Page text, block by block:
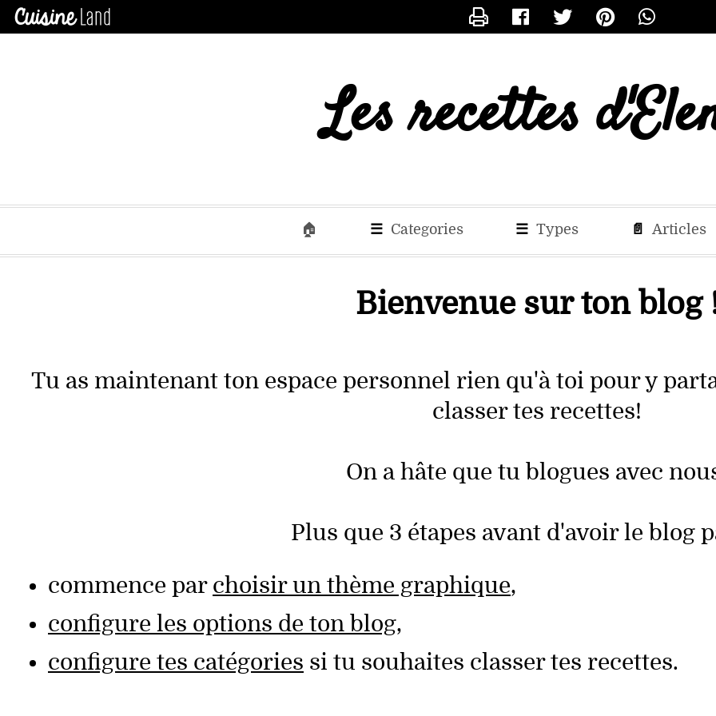
Les recettes
🏠 ☰ Categories ☰ Types 📄 Articles
CATÉGORIES
des
×
Bienvenue sur ton blog
Tu as maintenant ton espace personnel rien qu'à toi pour y
classer tes recettes!
On a hâte que tu blogues avec
Plus que 3 étapes avant d'avoir le blog
commence par choisir un thème graphique,
configure les options de ton blog,
configure tes catégories si tu souhaites classer tes recettes.
CONTACTER ELENA